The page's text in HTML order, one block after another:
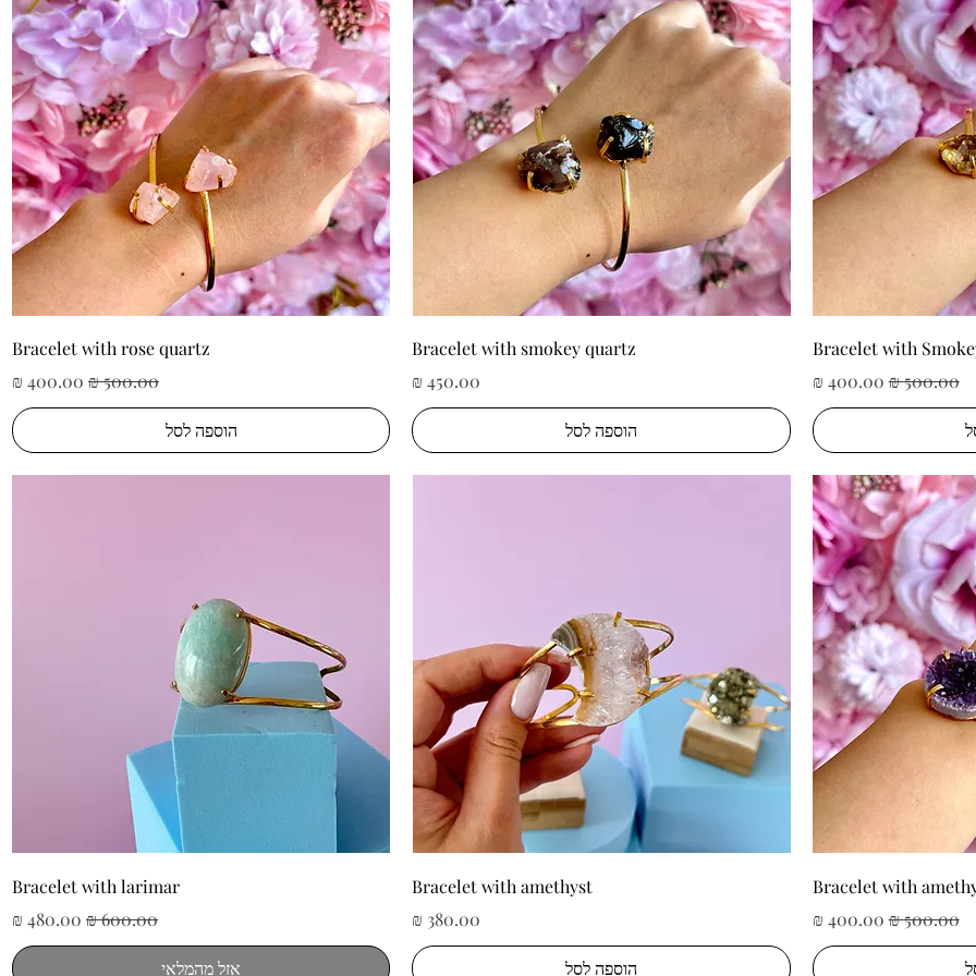
Bracelet with
מחיר רגיל‏500.00 ‏₪ מחיר מבצע
תצוגה מהירה
Bracelet with smokey quartz
מחיר
הוספה לסל
תצוגה מהירה
Bracelet with rose quartz
מחיר רגיל
מחיר מבצע
הוספה לסל
Bracelet with
מחיר רגיל‏500.00 ‏₪ מחיר מבצע
תצוגה מהירהBracelet with amethyst
מחיר
הוספה לסל
תצוגה מהירהBracelet with larimar
מחיר רגיל
מחיר מבצע
אזל מהמלאי